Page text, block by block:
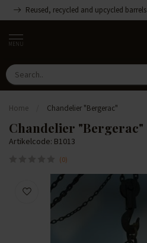
Reused, recycled and upcycled barrels
MENU
Home Chandelier "Bergerac"
Chandelier "Bergerac"
Artikelcode: B1013
(0)